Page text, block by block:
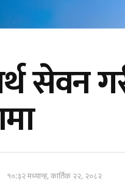
सेवन
१०:३२ मध्यान्ह, कार्तिक २२, २०८२